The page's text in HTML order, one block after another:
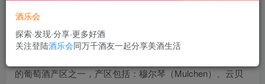
比奥比奥谷（Bio Bio Valley）位于智利首都圣地亚哥
的葡萄酒产区之一，产区包括：穆尔琴（Mulchen）、云贝
酒乐会
探索·发现·分享·更多好酒
关注登陆酒乐会同万千酒友一起分享美酒生活